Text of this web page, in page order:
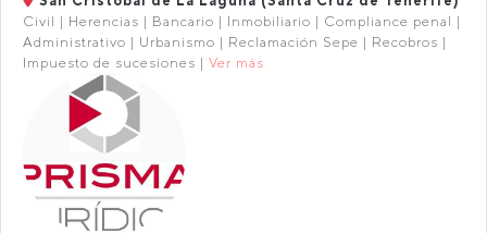
Civil | Herencias | Bancario | Inmobiliario | Compliance penal |
Administrativo | Urbanismo | Reclamación Sepe | Recobros |
Impuesto de sucesiones | Ver más